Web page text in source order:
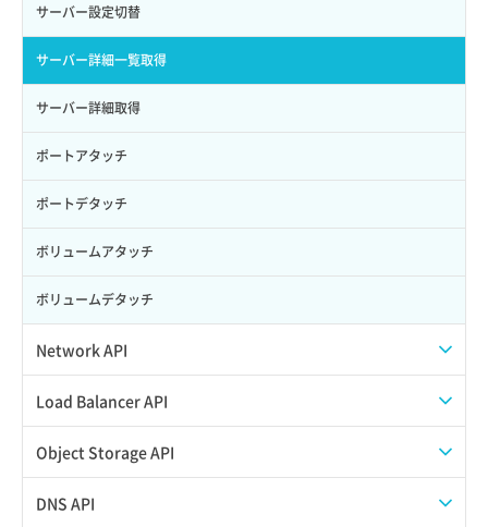
サーバー設定切替
サーバー詳細一覧取得
サーバー詳細取得
ポートアタッチ
ポートデタッチ
ボリュームアタッチ
ボリュームデタッチ
Network API
QoSポリシー一覧取得
QoSポリシー詳細取得
サブネット一覧取得
Load Balancer API
プール一覧取得
プール作成
Object Storage API
Web公開
DNS API